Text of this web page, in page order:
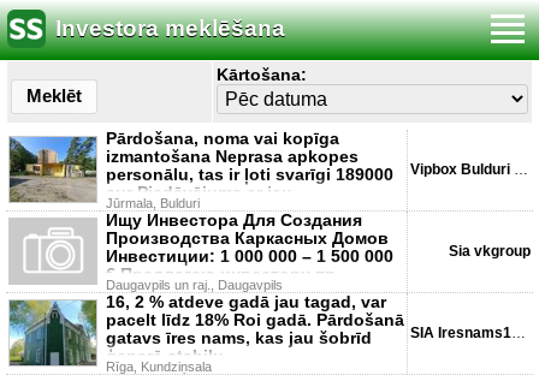
Investora meklēšana
Meklēt
Kārtošana:
Pārdošana, noma vai kopīga
izmantošana Neprasa apkopes
personālu, tas ir ļoti svarīgi 189000
eur Piedāvājums ar jau
Jūrmala, Bulduri
Vipbox Bulduri Nr:1
Ищу Инвестора Для Создания
Производства Каркасных Домов
Инвестиции: 1 000 000 – 1 500 000
€ Предлагаю инвестору пр
Daugavpils un raj., Daugavpils
Sia vkgroup
16, 2 % atdeve gadā jau tagad, var
pacelt līdz 18% Roi gadā. Pārdošanā
gatavs īres nams, kas jau šobrīd
ģenerē stabilu
Rīga, Kundziņsala
SIA Iresnams16, 2gada